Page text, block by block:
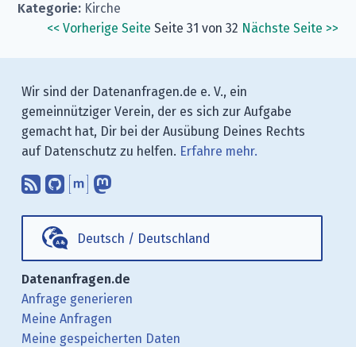
Kategorie: Kirche
<< Vorherige Seite Seite 31 von 32 Nächste Seite >>
Wir sind der Datenanfragen.de e. V., ein
gemeinnütziger Verein, der es sich zur Aufgabe
gemacht hat, Dir bei der Ausübung Deines Rechts
auf Datenschutz zu helfen. Erfahre mehr.
Abonniere unsere Blogbeiträge mit
Finde uns bei GitHub.
Unterhalte Dich mit uns über
Deutsch / Deutschland
Datenanfragen.de
Anfrage generieren
Meine Anfragen
Meine gespeicherten Daten